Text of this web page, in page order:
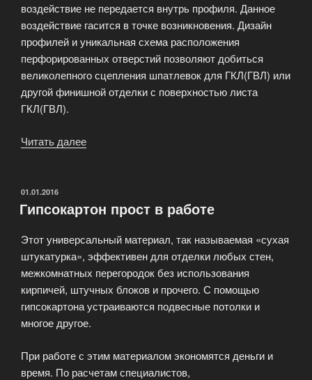
воздействие не передается внутрь профиля. Данное
воздействие гасится в точке возникновения. Дизайн
профилей и уникальная схема расположения
перфорированных отверстий позволяют добиться
великолепного сцепления шпатлевок для ГКЛ(ГВЛ) или
другой финишной отделки с поверхностью листа
ГКЛ(ГВЛ).
Читать далее
гипсокартона
ОПУБЛИКОВАНО
01.01.2016
Гипсокартон прост в работе
Этот универсальный материал, так называемая «сухая
штукатурка», эффективен для отделки любых стен,
межкомнатных перегородок без использования
кирпичей, штучных блоков и прочего. С помощью
гипсокартона устраиваются подвесные потолки и
многое другое.
При работе с этим материалом экономятся деньги и
время. По расчетам специалистов,